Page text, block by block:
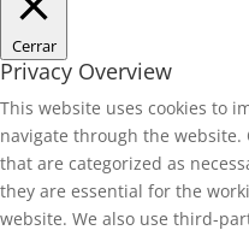
Cerrar
Privacy Overview
This website uses cookies to
navigate through the website.
that are categorized as
they are essential for the
website. We also use third-